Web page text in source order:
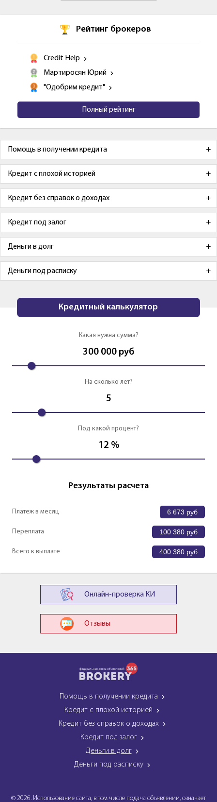
Рейтинг брокеров
Credit Help
Мартиросян Юрий
"Одобрим кредит"
Полный рейтинг
Помощь в получении кредита
Кредит с плохой историей
Кредит без справок о доходах
Кредит под залог
Деньги в долг
Деньги под расписку
Кредитный калькулятор
Какая нужна сумма?
300 000 руб
На сколько лет?
5
Под какой процент?
12 %
Результаты расчета
Платеж в месяц 6 673 руб
Переплата 100 380 руб
Всего к выплате 400 380 руб
Онлайн-проверка КИ
Отзывы
Помощь в получении кредита
Кредит с плохой историей
Кредит без справок о доходах
Кредит под залог
Деньги в долг
Деньги под расписку
© 2026. Использование сайта, в том числе подача объявлений, означает